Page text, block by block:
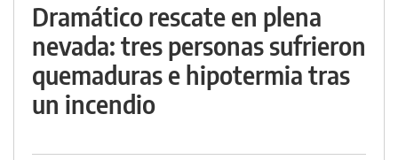
Dramático rescate en plena
nevada: tres personas sufrieron
quemaduras e hipotermia tras
un incendio